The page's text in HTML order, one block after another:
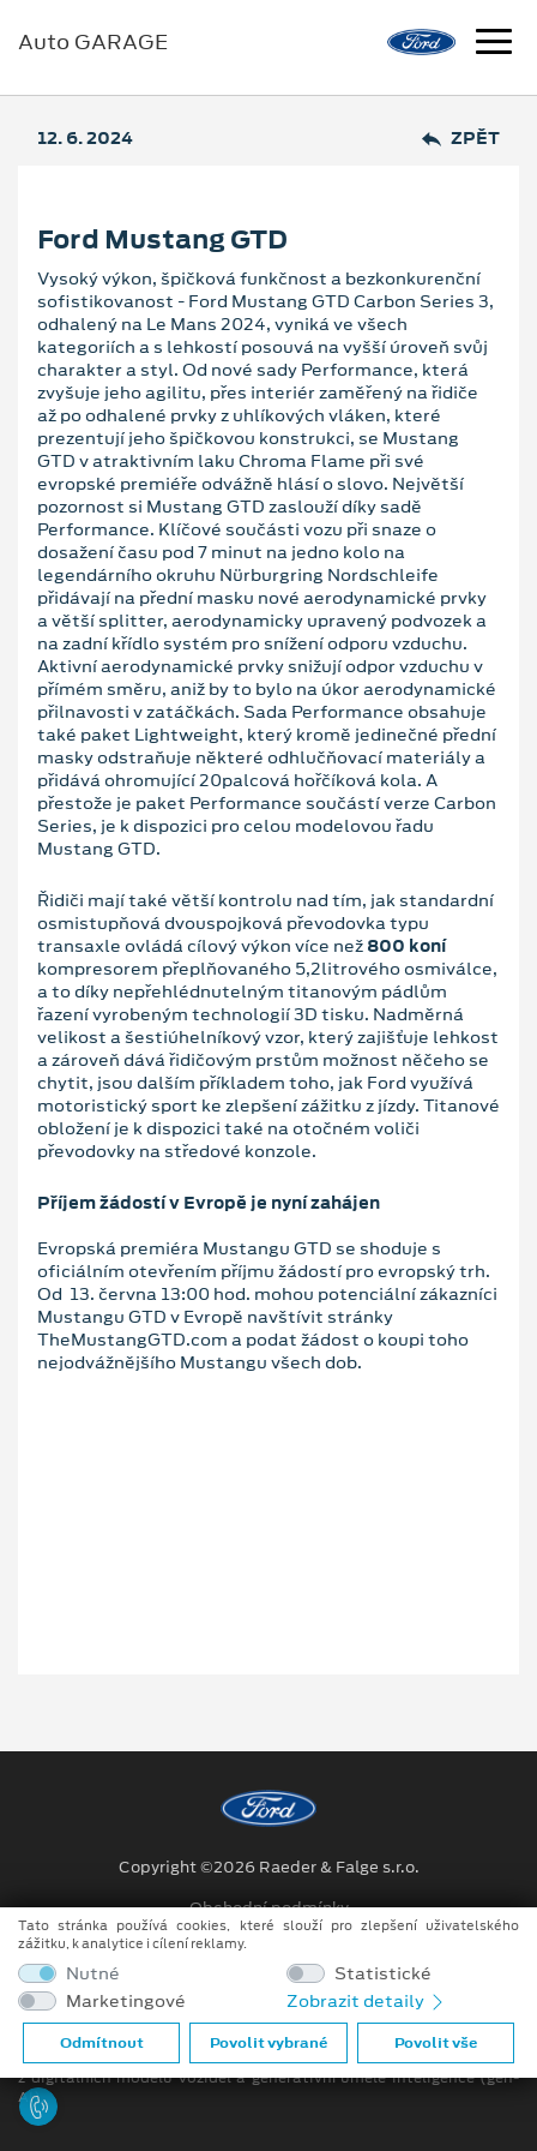
Auto GARAGE
12. 6. 2024 ZPĚT
Ford Mustang GTD
Vysoký výkon, špičková funkčnost a bezkonkurenční
sofistikovanost - Ford Mustang GTD Carbon Series 3,
odhalený na Le Mans 2024, vyniká ve všech
kategoriích a s lehkostí posouvá na vyšší úroveň svůj
charakter a styl. Od nové sady Performance, která
zvyšuje jeho agilitu, přes interiér zaměřený na řidiče
až po odhalené prvky z uhlíkových vláken, které
prezentují jeho špičkovou konstrukci, se Mustang
GTD v atraktivním laku Chroma Flame při své
evropské premiéře odvážně hlásí o slovo. Největší
pozornost si Mustang GTD zaslouží díky sadě
Performance. Klíčové součásti vozu při snaze o
dosažení času pod 7 minut na jedno kolo na
legendárního okruhu Nürburgring Nordschleife
přidávají na přední masku nové aerodynamické prvky
a větší splitter, aerodynamicky upravený podvozek a
na zadní křídlo systém pro snížení odporu vzduchu.
Aktivní aerodynamické prvky snižují odpor vzduchu v
přímém směru, aniž by to bylo na úkor aerodynamické
přilnavosti v zatáčkách. Sada Performance obsahuje
také paket Lightweight, který kromě jedinečné přední
masky odstraňuje některé odhlučňovací materiály a
přidává ohromující 20palcová hořčíková kola. A
přestože je paket Performance součástí verze Carbon
Series, je k dispozici pro celou modelovou řadu
Mustang GTD.
Řidiči mají také větší kontrolu nad tím, jak standardní
osmistupňová dvouspojková převodovka typu
transaxle ovládá cílový výkon více než 800 koní
kompresorem přeplňovaného 5,2litrového osmiválce,
a to díky nepřehlédnutelným titanovým pádlům
řazení vyrobeným technologií 3D tisku. Nadměrná
velikost a šestiúhelníkový vzor, který zajišťuje lehkost
a zároveň dává řidičovým prstům možnost něčeho se
chytit, jsou dalším příkladem toho, jak Ford využívá
motoristický sport ke zlepšení zážitku z jízdy. Titanové
obložení je k dispozici také na otočném voliči
převodovky na středové konzole.
Příjem žádostí v Evropě je nyní zahájen
Evropská premiéra Mustangu GTD se shoduje s
oficiálním otevřením příjmu žádostí pro evropský trh.
Od 13. června 13:00 hod. mohou potenciální zákazníci
Mustangu GTD v Evropě navštívit stránky
TheMustangGTD.com a podat žádost o koupi toho
nejodvážnějšího Mustangu všech dob.
Copyright ©2026 Raeder & Falge s.r.o.
Obchodní podmínky
Ochrana osobních údajů
Prohlášení o zpracování údajů konečných zákazníků
Při tvorbě videí a obrázků na tomto webu je využíváno kombinace
tradičních fotografií či videí, počítačem generovaných snímků (CGI)
z digitálních modelů vozidel a generativní umělé inteligence (gen-
AI).
Tato stránka používá cookies, které slouží pro zlepšení uživatelského
zážitku, k analytice i cílení reklamy.
Nutné
Statistické
Marketingové
Zobrazit detaily
Odmítnout Povolit vybrané Povolit vše